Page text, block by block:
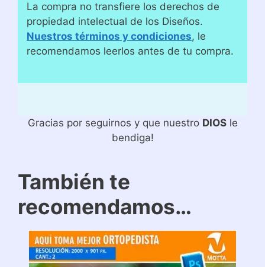
La compra no transfiere los derechos de
propiedad intelectual de los Diseños.
Nuestros términos y condiciones, le
recomendamos leerlos antes de tu compra.
Gracias por seguirnos y que nuestro DIOSle
bendiga!
También te
recomendamos…